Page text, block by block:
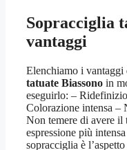
Sopracciglia
vantaggi
Elenchiamo i vantaggi
tatuate Biassono in
eseguirlo: –
Colorazione intensa –
Non temere di avere il
espressione più
sopracciglia è